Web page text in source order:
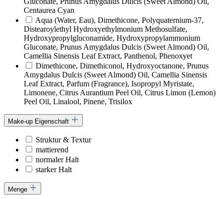
Centaurea Cyan
Aqua (Water, Eau), Dimethicone, Polyquaternium-37,
Distearoylethyl Hydroxyethylmonium Methosulfate,
Hydroxypropylgluconamide, Hydroxypropylammonium
Gluconate, Prunus Amygdalus Dulcis (Sweet Almond) Oil,
Camellia Sinensis Leaf Extract, Panthenol, Phenoxyet
Dimethicone, Dimethiconol, Hydroxyoctanone, Prunus
Amygdalus Dulcis (Sweet Almond) Oil, Camellia Sinensis
Leaf Extract, Parfum (Fragrance), Isopropyl Myristate,
Limonene, Citrus Aurantium Peel Oil, Citrus Limon (Lemon)
Peel Oil, Linalool, Pinene, Trisilox
Make-up Eigenschaft
Struktur & Textur
mattierend
normaler Halt
starker Halt
Menge